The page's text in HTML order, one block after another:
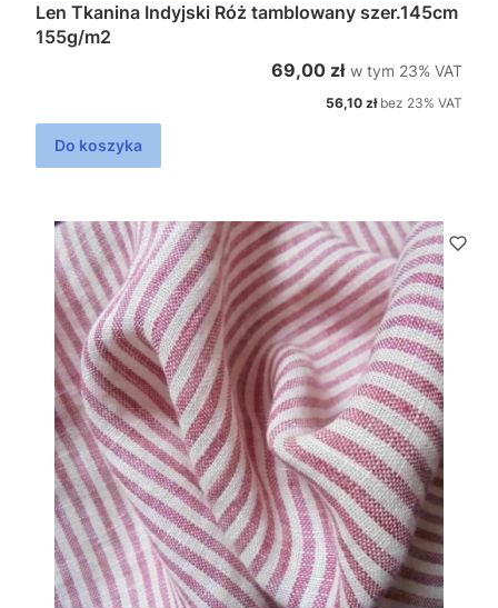
Len Tkanina Indyjski Róż tamblowany szer.145cm
155g/m2
Cena brutto
69,00 zł w tym %s VAT
w tym 23% VAT
Cena netto
56,10 zł bez 23% VAT
Do koszyka